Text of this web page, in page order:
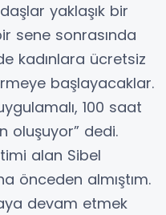
yaklaşık bir
sene sonrasında
kadınlara ücretsiz
başlayacaklar.
100 saat
oluşuyor” dedi.
alan Sibel
önceden almıştım.
devam etmek